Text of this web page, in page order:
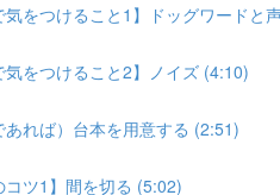
気をつけること1】ドッグワードと
気をつけること2】ノイズ (4:10)
あれば）台本を用意する (2:51)
コツ1】間を切る (5:02)